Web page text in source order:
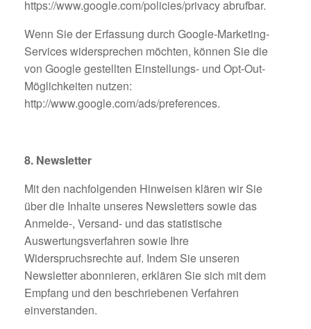
https://www.google.com/policies/privacy abrufbar.
Wenn Sie der Erfassung durch Google-Marketing-
Services widersprechen möchten, können Sie die
von Google gestellten Einstellungs- und Opt-Out-
Möglichkeiten nutzen:
http://www.google.com/ads/preferences.
8. Newsletter
Mit den nachfolgenden Hinweisen klären wir Sie
über die Inhalte unseres Newsletters sowie das
Anmelde-, Versand- und das statistische
Auswertungsverfahren sowie Ihre
Widerspruchsrechte auf. Indem Sie unseren
Newsletter abonnieren, erklären Sie sich mit dem
Empfang und den beschriebenen Verfahren
einverstanden.